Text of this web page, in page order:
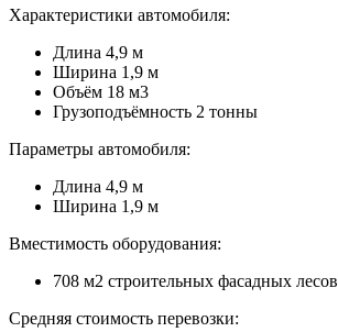
Характеристики автомобиля:
Длина 4,9 м
Ширина 1,9 м
Объём 18 м3
Грузоподъёмность 2 тонны
Параметры автомобиля:
Длина 4,9 м
Ширина 1,9 м
Вместимость оборудования:
708 м2 строительных фасадных лесов
Средняя стоимость перевозки: